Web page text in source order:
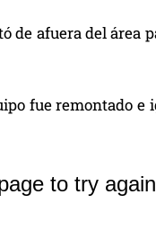
de afuera del área
fue remontado e